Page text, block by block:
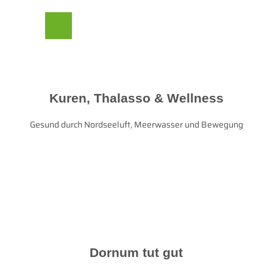
Kuren, Thalasso & Wellness
Gesund durch Nordseeluft, Meerwasser und Bewegung
Dornum tut gut